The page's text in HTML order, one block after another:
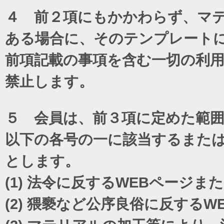
４ 前２項にもかかわらず、マ
ある場合に、そのテンプレート
前項記載の事項を含む一切の利
禁止します。
５ 会員は、前３項に定めた範
以下の各号の一に該当するまた
とします。
(1) 法令に反するWEBページま
(2) 猥褻など公序良俗に反する